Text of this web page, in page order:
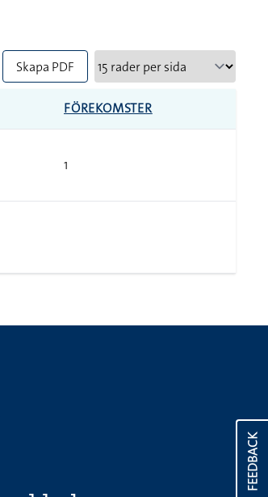
Skapa PDF
FÖREKOMSTER
1
FEEDBACK